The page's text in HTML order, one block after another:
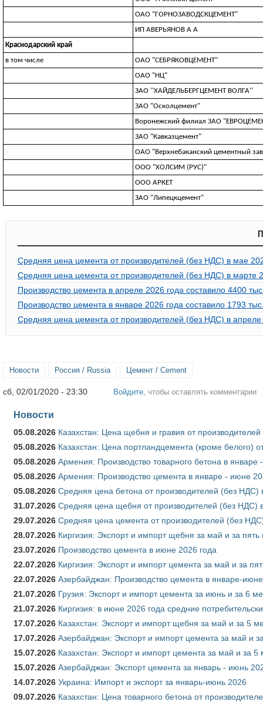
ОАО "ГОРНОЗАВОДСКЦЕМЕНТ"
ИП ABEPЬЯHOB A A
Краснодарский край
в том числе
ОАО "СЕБРЯКОВЦЕМЕНТ"
ОАО "НЦ"
ЗАО ''ХАЙДЕЛЬБЕРГЦЕМЕНТ ВОЛГА''
ЗАО "Осколцемент"
Воронежский филиал ЗАО
ЗАО "Кавказцемент"
ОАО "Верхнебаканский цементный
ООО "ХОЛСИМ (РУС)"
ООО АРКЕТ
ЗАО "Липецкцемент"
Средняя цена цемента от производителей (без НДС) в мае
Средняя цена цемента от производителей (без НДС) в марте
Производство цемента в апреле 2026 года составило 4400
Производство цемента в январе 2026 года составило 1793
Средняя цена цемента от производителей (без НДС) в апреле
Новости Россия / Russia Цемент / Cement
сб, 02/01/2020 - 23:30 Войдите , чтобы оставлять комментарии
Новости
05.08.2026 Казахстан: Цена щебня и гравия от
05.08.2026 Казахстан: Цена портландцемента (кроме белого)
05.08.2026 Армения: Производство товарного бетона в январе
05.08.2026 Армения: Производство цемента в январе - июне
05.08.2026 Средняя цена бетона от производителей (без НДС)
31.07.2026 Средняя цена щебня от производителей (без НДС)
29.07.2026 Средняя цена цемента от производителей (без
28.07.2026 Киргизия: Экспорт и импорт щебня за май и за
23.07.2026 Производство цемента в июне 2026 года
22.07.2026 Киргизия: Экспорт и импорт цемента за май и за
22.07.2026 Азербайджан: Производство цемента в январе-
21.07.2026 Грузия: Экспорт и импорт цемента за июнь и за 6
21.07.2026 Киргизия: в июне 2026 года средние
17.07.2026 Казахстан: Экспорт и импорт щебня за май и за 5
17.07.2026 Азербайджан: Экспорт и импорт цемента за май и
15.07.2026 Казахстан: Экспорт и импорт цемента за май и за
15.07.2026 Азербайджан: Экспорт цемента за январь - июнь
14.07.2026 Украина: Импорт и экспорт за январь-июнь 2026
09.07.2026 Казахстан: Цена товарного бетона от